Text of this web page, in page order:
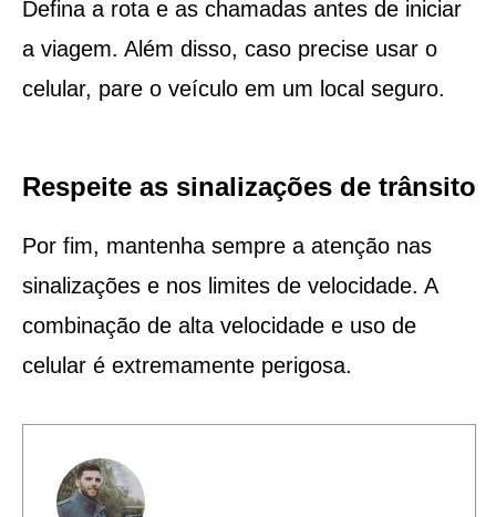
Defina a rota e as chamadas antes de iniciar
a viagem. Além disso, caso precise usar o
celular, pare o veículo em um local seguro.
Respeite as sinalizações de trânsito
Por fim, mantenha sempre a atenção nas
sinalizações e nos limites de velocidade. A
combinação de alta velocidade e uso de
celular é extremamente perigosa.